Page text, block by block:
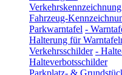
Verkehrskennzeichnung
Fahrzeug-
Parkwarntafel -
Halterung für
Verkehrsschilder -
Halteverbotsschilder
Parkplatz- &